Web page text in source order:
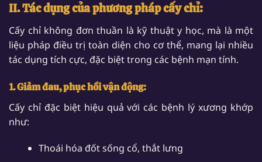
II. Tác dụng của phương pháp cấy chỉ:
Cấy chỉ không đơn thuần là kỹ thuật y học, mà là một
liệu pháp điều trị toàn diện cho cơ thể, mang lại nhiều
tác dụng tích cực, đặc biệt trong các bệnh mạn tính.
1. Giảm đau, phục hồi vận động:
Cấy chỉ đặc biệt hiệu quả với các bệnh lý xương khớp
như:
Thoái hóa đốt sống cổ, thắt lưng